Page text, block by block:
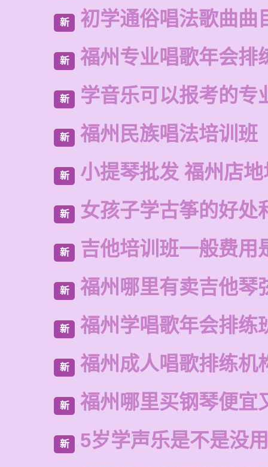
新 初学通俗唱法歌曲曲
新 福州专业唱歌年会排
新 学音乐可以报考的专
新 福州民族唱法培训班
新 小提琴批发 福州店
新 女孩子学古筝的好处
新 吉他培训班一般费用
新 福州哪里有卖吉他琴
新 福州学唱歌年会排练
新 福州成人唱歌排练机
新 福州哪里买钢琴便宜
新 5岁学声乐是不是没用